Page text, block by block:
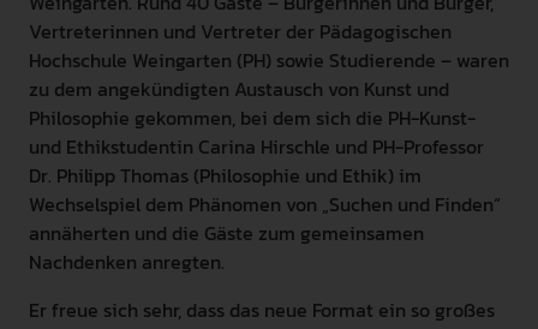
Vertreterinnen und Vertreter der Pädagogischen
Hochschule Weingarten (PH) sowie Studierende – waren
zu dem angekündigten Austausch von Kunst und
Philosophie gekommen, bei dem sich die PH-Kunst-
und Ethikstudentin Carina Hirschle und PH-Professor
Dr. Philipp Thomas (Philosophie und Ethik) im
Wechselspiel dem Phänomen von „Suchen und Finden“
annäherten und die Gäste zum gemeinsamen
Nachdenken anregten.
Er freue sich sehr, dass das neue Format ein so großes